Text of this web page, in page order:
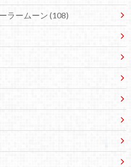
ラームーン (108)